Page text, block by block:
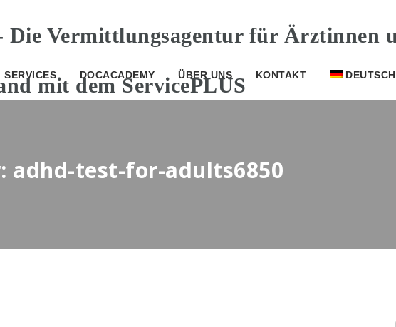
SERVICES DOCACADEMY ÜBER UNS KONTAKT DEUTSCH
adhd-test-for-adults6850